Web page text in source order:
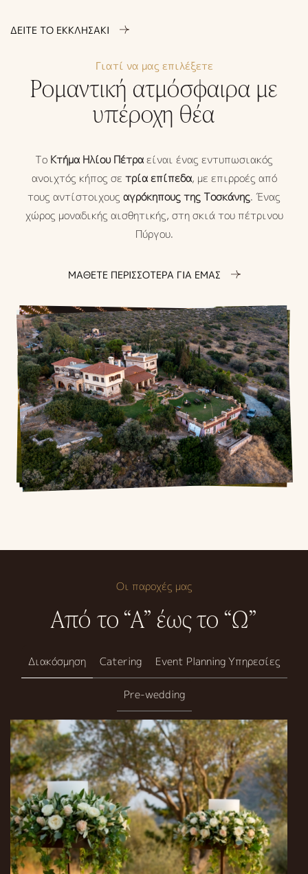
ΔΕΙΤΕ ΤΟ ΕΚΚΛΗΣΑΚΙ
Γιατί να μας επιλέξετε
Ρομαντική ατμόσφαιρα με
υπέροχη θέα
Το Κτήμα Ηλίου Πέτραείναι ένας εντυπωσιακός
ανοιχτός κήπος σε τρία επίπεδα, με επιρροές από
τους αντίστοιχους αγρόκηπους της Τοσκάνης. Ένας
χώρος μοναδικής αισθητικής, στη σκιά του πέτρινου
Πύργου.
ΜΑΘΕΤΕ ΠΕΡΙΣΣΟΤΕΡΑ ΓΙΑ ΕΜΑΣ
Οι παροχές μας
Από το “Α” έως το “Ω”
Διακόσμηση Catering Event Planning Υπηρεσίες
Pre-wedding